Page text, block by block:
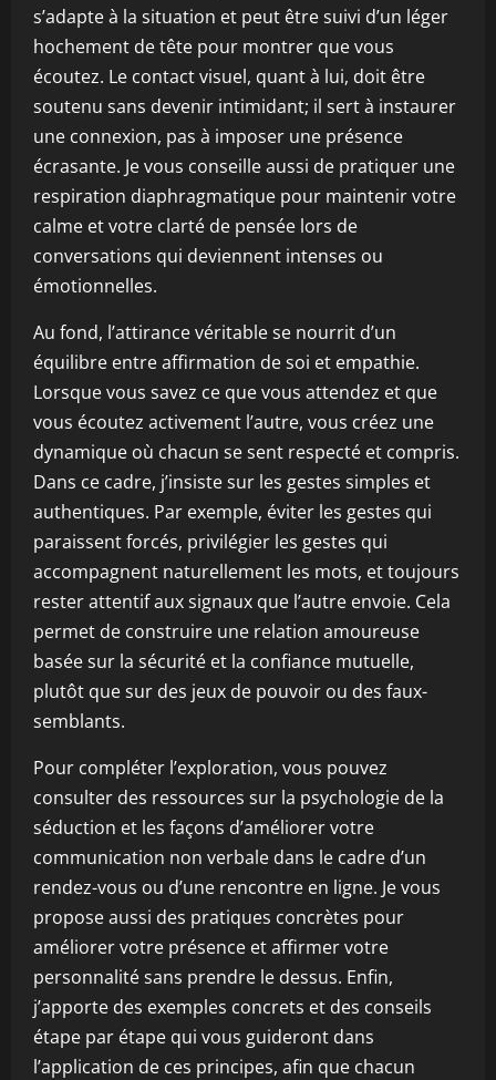
s’adapte à la situation et peut être suivi d’un léger
hochement de tête pour montrer que vous
écoutez. Le contact visuel, quant à lui, doit être
soutenu sans devenir intimidant; il sert à instaurer
une connexion, pas à imposer une présence
écrasante. Je vous conseille aussi de pratiquer une
respiration diaphragmatique pour maintenir votre
calme et votre clarté de pensée lors de
conversations qui deviennent intenses ou
émotionnelles.
Au fond, l’attirance véritable se nourrit d’un
équilibre entre affirmation de soi et empathie.
Lorsque vous savez ce que vous attendez et que
vous écoutez activement l’autre, vous créez une
dynamique où chacun se sent respecté et compris.
Dans ce cadre, j’insiste sur les gestes simples et
authentiques. Par exemple, éviter les gestes qui
paraissent forcés, privilégier les gestes qui
accompagnent naturellement les mots, et toujours
rester attentif aux signaux que l’autre envoie. Cela
permet de construire une relation amoureuse
basée sur la sécurité et la confiance mutuelle,
plutôt que sur des jeux de pouvoir ou des faux-
semblants.
Pour compléter l’exploration, vous pouvez
consulter des ressources sur la psychologie de la
séduction et les façons d’améliorer votre
communication non verbale dans le cadre d’un
rendez-vous ou d’une rencontre en ligne. Je vous
propose aussi des pratiques concrètes pour
améliorer votre présence et affirmer votre
personnalité sans prendre le dessus. Enfin,
j’apporte des exemples concrets et des conseils
étape par étape qui vous guideront dans
l’application de ces principes, afin que chacun